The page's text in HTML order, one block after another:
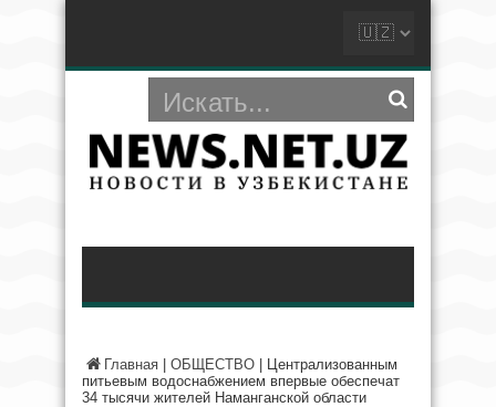
Главная ОБЩЕСТВО
Централизованным
питьевым водоснабжением впервые обеспечат
34 тысячи жителей Наманганской области